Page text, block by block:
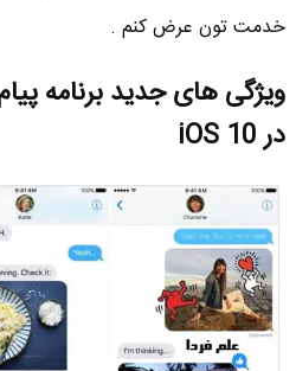
خدمت تون عرض کنم .
در iOS 10